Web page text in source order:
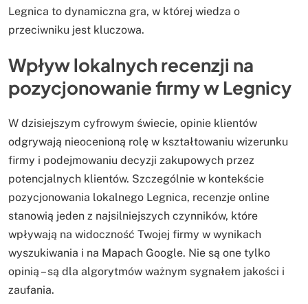
Legnica to dynamiczna gra, w której wiedza o
przeciwniku jest kluczowa.
Wpływ lokalnych recenzji na
pozycjonowanie firmy w Legnicy
W dzisiejszym cyfrowym świecie, opinie klientów
odgrywają nieocenioną rolę w kształtowaniu wizerunku
firmy i podejmowaniu decyzji zakupowych przez
potencjalnych klientów. Szczególnie w kontekście
pozycjonowania lokalnego Legnica, recenzje online
stanowią jeden z najsilniejszych czynników, które
wpływają na widoczność Twojej firmy w wynikach
wyszukiwania i na Mapach Google. Nie są one tylko
opinią – są dla algorytmów ważnym sygnałem jakości i
zaufania.